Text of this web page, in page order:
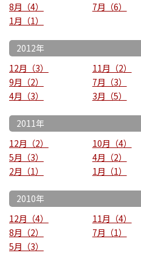
8月
4 7月 6
1月
1
2012年
12月
3 11月 2
9月
2 7月 3
4月
3 3月 5
2011年
12月
2 10月 4
5月
3 4月 2
2月
1 1月 1
2010年
12月
4 11月 4
8月
2 7月 1
5月
3